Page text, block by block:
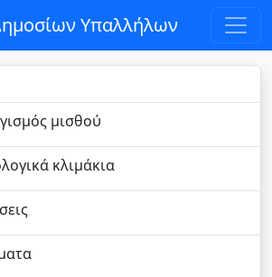
Υπαλλήλων
μισθού
κλιμάκια